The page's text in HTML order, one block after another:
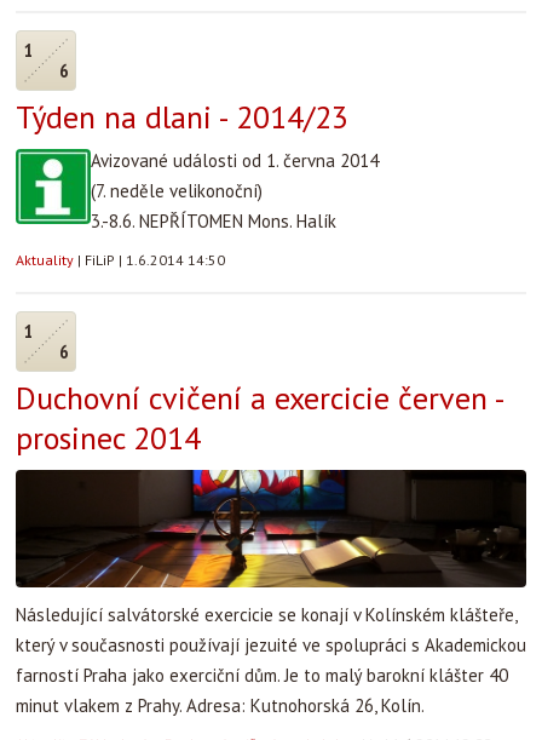
1
6
Týden na dlani - 2014/23
Avizované události od 1. června 2014
(7. neděle velikonoční)
3.-8.6. NEPŘÍTOMEN Mons. Halík
Aktuality | FiLiP | 1.6.2014 14:50
1
6
Duchovní cvičení a exercicie červen -
prosinec 2014
Následující salvátorské exercicie se konají v Kolínském klášteře,
který v současnosti používají jezuité ve spolupráci s Akademickou
farností Praha jako exerciční dům. Je to malý barokní klášter 40
minut vlakem z Prahy. Adresa: Kutnohorská 26, Kolín.